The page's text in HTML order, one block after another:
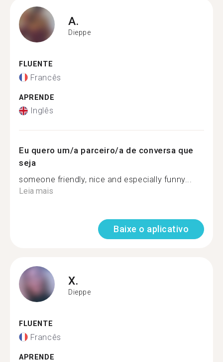
A.
Dieppe
FLUENTE
Francês
APRENDE
Inglês
Eu quero um/a parceiro/a de conversa que
seja
someone friendly, nice and especially funny...
Leia mais
Baixe o aplicativo
X.
Dieppe
FLUENTE
Francês
APRENDE